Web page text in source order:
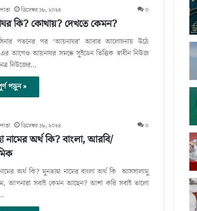
ডিসেম্বর ১৮, ২০২৪ ০
কি? কোথায়? দেখতে কেমন?
পতনের পর ‘আয়নাঘর’ আবার আলোচনায় উঠে
আগেও আয়নাঘর সমন্ধে সুইডেন ভিত্তিক স্বাধীন নিউজ
নিউজের…
পড়ুন »
ডিসেম্বর ১৮, ২০২৪ ০
নামের অর্থ কি? বাংলা, আরবি/
অর্থ কি? মুনতাহা নামের বাংলা অর্থ কি আসসালামু
আপনারা সবাই কেমন আছেন? আশা করি সবাই ভালো